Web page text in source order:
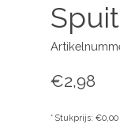
€2,98
* Stukprijs: